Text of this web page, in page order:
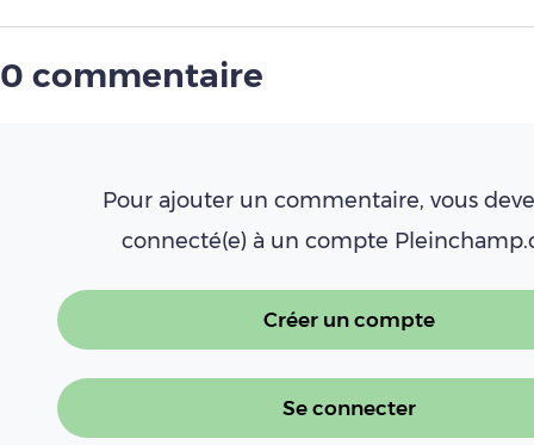
0 commentaire
Pour ajouter un commentaire, vous
connecté(e) à un compte
Créer un compte
Se connecter